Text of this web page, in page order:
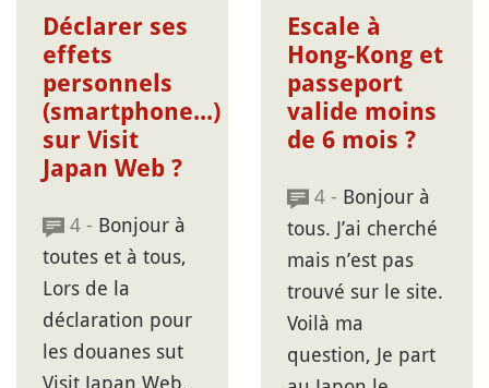
Déclarer ses
effets
personnels
(smartphone...)
sur Visit
Japan Web ?
4 - Bonjour à
toutes et à tous,
Lors de la
déclaration pour
les douanes sut
Visit Japan Web,
Escale à
Hong-Kong et
passeport
valide moins
de 6 mois ?
4 - Bonjour à
tous. J’ai cherché
mais n’est pas
trouvé sur le site.
Voilà ma
question, Je part